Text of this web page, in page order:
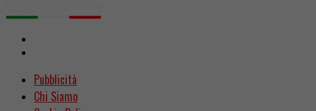
Pubblicità
Chi Siamo